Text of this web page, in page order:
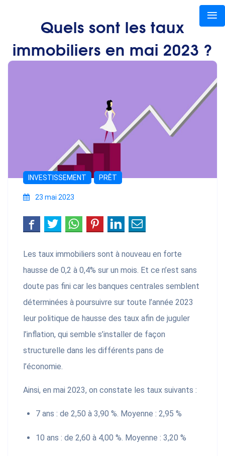
Quels sont les taux
immobiliers en mai 2023 ?
INVESTISSEMENT PRÊT
23 mai 2023
Les taux immobiliers sont à nouveau en forte
hausse de 0,2 à 0,4% sur un mois. Et ce n’est sans
doute pas fini car les banques centrales semblent
déterminées à poursuivre sur toute l’année 2023
leur politique de hausse des taux afin de juguler
l’inflation, qui semble s’installer de façon
structurelle dans les différents pans de
l’économie.
Ainsi, en mai 2023, on constate les taux suivants :
7 ans : de 2,50 à 3,90 %. Moyenne : 2,95 %
10 ans : de 2,60 à 4,00 %. Moyenne : 3,20 %